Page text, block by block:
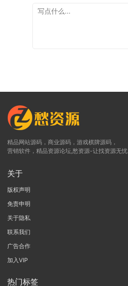
精品网站源码，商业源码，游戏棋牌源码，
营销软件，精品资源论坛,愁资源-让找资源无忧
关于
版权声明
免责申明
关于隐私
联系我们
广告合作
加入VIP
热门标签